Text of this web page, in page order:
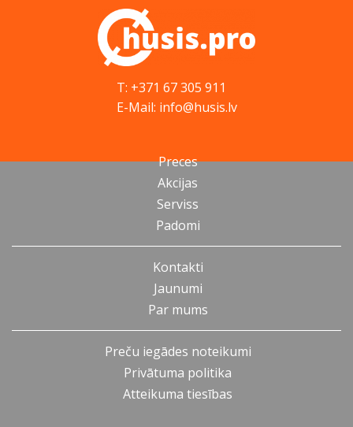
T: +371 67 305 911
E-Mail: info@husis.lv
Preces
Akcijas
Serviss
Padomi
Kontakti
Jaunumi
Par mums
Preču iegādes noteikumi
Privātuma politika
Atteikuma tiesības